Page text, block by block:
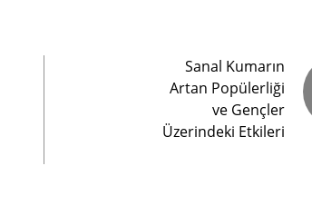
Sanal Kumarın
Artan Popülerliği
ve Gençler
Üzerindeki Etkileri